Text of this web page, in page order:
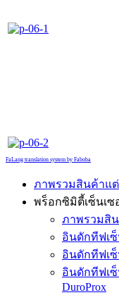
FaLang translation system by Faboba
ภาพรวมสินค้าแ
พร็อกซิมิตี้เซ็นเ
ภาพรวมสิ
อินดักทีฟเซ็
อินดักทีฟเ
อินดักทีฟเ
DuroProx